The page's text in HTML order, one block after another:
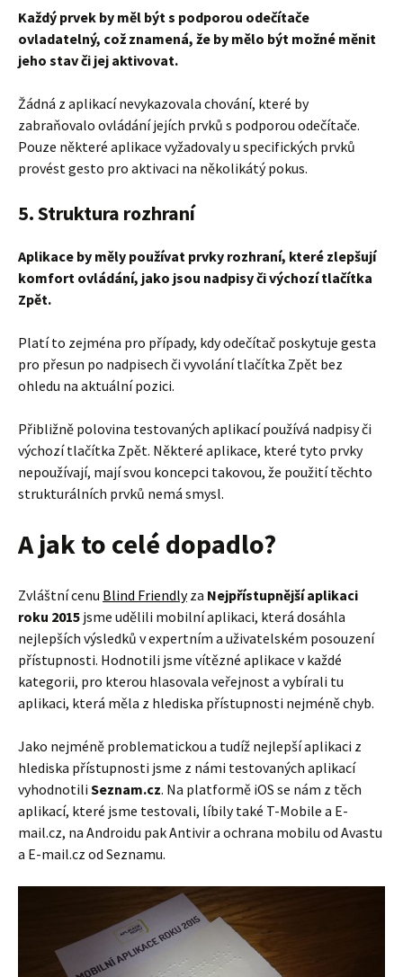
Každý prvek by měl být s podporou odečítače
ovladatelný, což znamená, že by mělo být možné měnit
jeho stav či jej aktivovat.
Žádná z aplikací nevykazovala chování, které by
zabraňovalo ovládání jejích prvků s podporou odečítače.
Pouze některé aplikace vyžadovaly u specifických prvků
provést gesto pro aktivaci na několikátý pokus.
5. Struktura rozhraní
Aplikace by měly používat prvky rozhraní, které zlepšují
komfort ovládání, jako jsou nadpisy či výchozí tlačítka
Zpět.
Platí to zejména pro případy, kdy odečítač poskytuje gesta
pro přesun po nadpisech či vyvolání tlačítka Zpět bez
ohledu na aktuální pozici.
Přibližně polovina testovaných aplikací používá nadpisy či
výchozí tlačítka Zpět. Některé aplikace, které tyto prvky
nepoužívají, mají svou koncepci takovou, že použití těchto
strukturálních prvků nemá smysl.
A jak to celé dopadlo?
Zvláštní cenu Blind Friendlyza Nejpřístupnější aplikaci
roku 2015 jsme udělili mobilní aplikaci, která dosáhla
nejlepších výsledků v expertním a uživatelském posouzení
přístupnosti. Hodnotili jsme vítězné aplikace v každé
kategorii, pro kterou hlasovala veřejnost a vybírali tu
aplikaci, která měla z hlediska přístupnosti nejméně chyb.
Jako nejméně problematickou a tudíž nejlepší aplikaci z
hlediska přístupnosti jsme z námi testovaných aplikací
vyhodnotili Seznam.cz. Na platformě iOS se nám z těch
aplikací, které jsme testovali, líbily také T-Mobile a E-
mail.cz, na Androidu pak Antivir a ochrana mobilu od Avastu
a E-mail.cz od Seznamu.